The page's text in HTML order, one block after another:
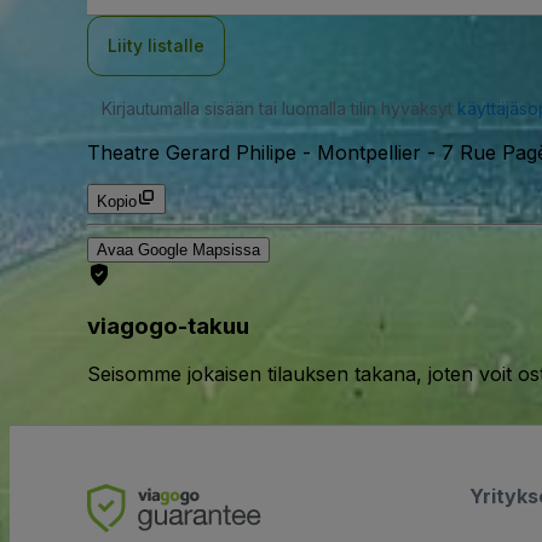
Liity listalle
Kirjautumalla sisään tai luomalla tilin hyväksyt
Theatre Gerard Philipe - Montpellier - 7 Rue
Kopio
Avaa Google Mapsissa
viagogo-takuu
Seisomme jokaisen tilauksen takana, joten voit